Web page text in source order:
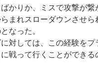
かりか、ミスで攻撃が
まれスローダウンさせ
なった。
対しては、この経験を
戦って行くことができ